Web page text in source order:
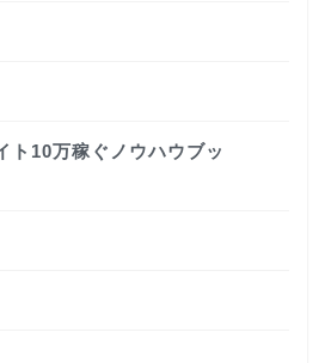
ト10万稼ぐノウハウブッ